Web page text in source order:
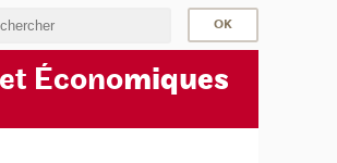
et Économiques